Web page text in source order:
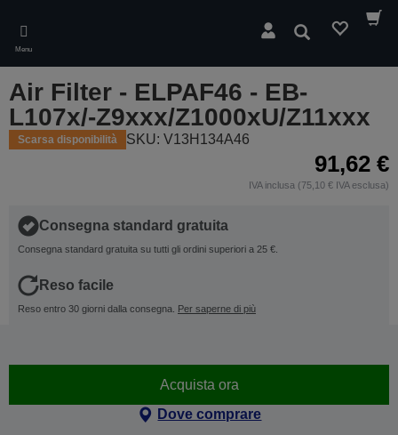
main
content
Menu
Cerca
Air Filter - ELPAF46 - EB-
L107x/-Z9xxx/Z1000xU/Z11xxx
Scarsa disponibilità SKU: V13H134A46
91,62 €
IVA inclusa (75,10 € IVA esclusa)
Consegna standard gratuita
Consegna standard gratuita su tutti gli ordini superiori a 25 €.
Reso facile
Reso entro 30 giorni dalla consegna. Per saperne di più
Acquista ora
Dove comprare